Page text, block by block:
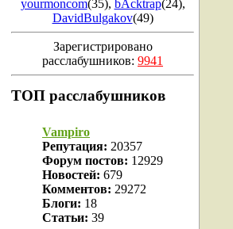
yourmoncom(35), bAcktrap(24),
DavidBulgakov(49)
Зарегистрировано
расслабушников: 9941
ТОП расслабушников
Vampiro
Репутация: 20357
Форум постов: 12929
Новостей: 679
Комментов: 29272
Блоги: 18
Статьи: 39